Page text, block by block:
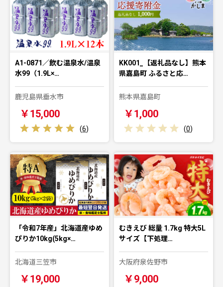
A1-0871／飲む温泉水/温泉
水99（1.9L×…
鹿児島県垂水市
￥15,000
(6)
KK001_【返礼品なし】熊本
県嘉島町 ふるさと応…
熊本県嘉島町
￥1,000
(0)
「令和7年産」北海道産ゆめ
ぴりか10kg(5kg×…
北海道三笠市
￥19,000
むきえび 総量 1.7kg 特大5L
サイズ【下処理…
大阪府泉佐野市
￥9,000